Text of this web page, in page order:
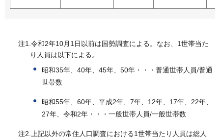
注1.令和2年10月1日以前は国勢調査による。なお、1世帯当た
り人員は以下による。
昭和35年、40年、45年、50年・・・普通世帯人員/普通
世帯数
昭和55年、60年、平成2年、7年、12年、17年、22年、
27年、令和2年・・・一般世帯人員/一般世帯数
注2.上記以外の常住人口調査における1世帯当たり人員は総人